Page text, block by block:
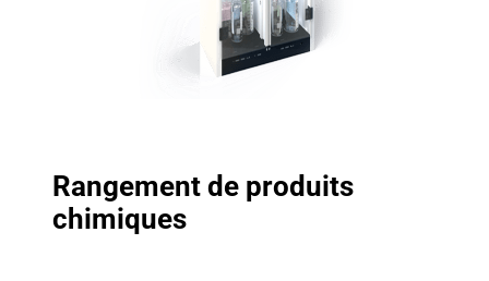
Rangement de produits
chimiques